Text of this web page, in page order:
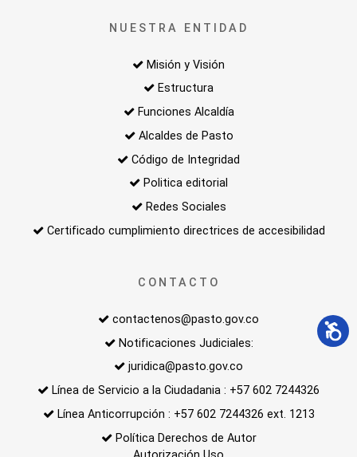
NUESTRA ENTIDAD
Misión y Visión
Estructura
Funciones Alcaldía
Alcaldes de Pasto
Código de Integridad
Politica editorial
Redes Sociales
Certificado cumplimiento directrices de accesibilidad
CONTACTO
contactenos@pasto.gov.co
Notificaciones Judiciales:
juridica@pasto.gov.co
Línea de Servicio a la Ciudadania : +57 602 7244326
Línea Anticorrupción : +57 602 7244326 ext. 1213
Política Derechos de Autor